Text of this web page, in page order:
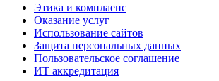
Этика и комплаенс
Оказание услуг
Использование сайтов
Защита персональных данных
Пользовательское соглашение
ИТ аккредитация